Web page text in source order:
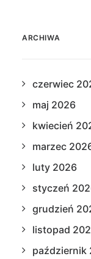
ARCHIWA
czerwiec
maj 2026
kwiecień
marzec
luty 2026
styczeń
grudzień
listopad
październik